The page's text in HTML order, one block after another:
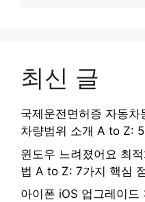
최신 글
국제운전면허증 자동
차량범위 소개 A to Z:
윈도우 느려졌어요 최
법 A to Z: 7가지 핵심
아이폰 iOS 업그레이